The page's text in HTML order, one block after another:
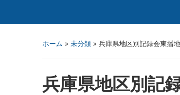
ホーム » 未分類 » 兵庫県地区別記録会東
兵庫県地区別記